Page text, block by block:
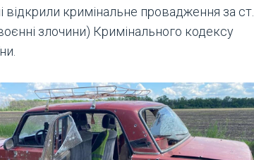
відкрили кримінальне провадження за ст.
злочини) Кримінального кодексу